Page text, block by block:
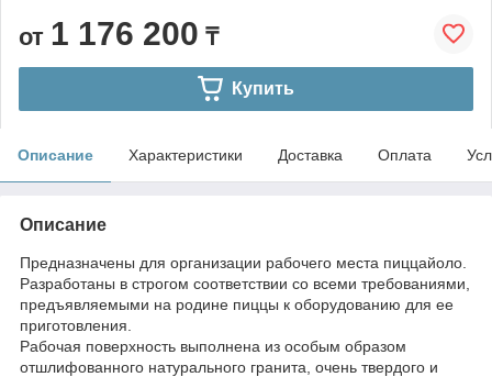
от 1 176 200 ₸
Купить
Описание Характеристики Доставка Оплата
Описание
Предназначены для организации рабочего места пиццайоло.
Разработаны в строгом соответствии со всеми требованиями,
предъявляемыми на родине пиццы к оборудованию для ее
приготовления.
Рабочая поверхность выполнена из особым образом
отшлифованного натурального гранита, очень твердого и